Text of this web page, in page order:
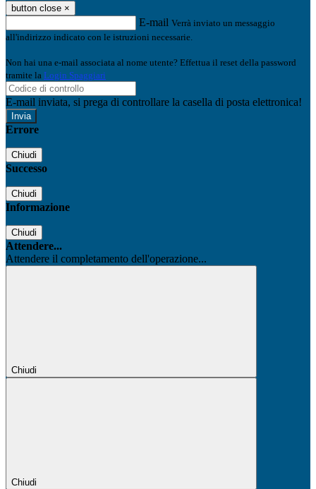
button close ×
E-mail Verrà inviato un messaggio
all'indirizzo indicato con le istruzioni necessarie.
Non hai una e-mail associata al nome utente? Effettua il reset della password
tramite la Login Spaggiari
E-mail inviata, si prega di controllare la casella di posta elettronica!
Errore
Chiudi
Successo
Chiudi
Informazione
Chiudi
Attendere...
Attendere il completamento dell'operazione...
Chiudi
Chiudi